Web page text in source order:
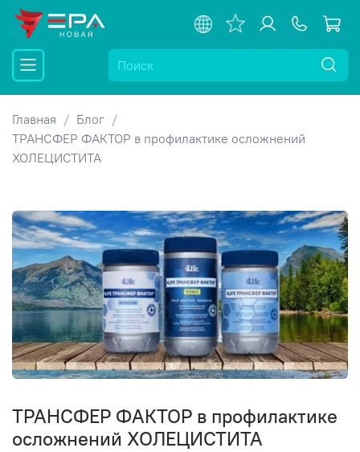
Главная
Блог
ТРАНСФЕР ФАКТОР в профилактике осложнений
ХОЛЕЦИСТИТА
ТРАНСФЕР ФАКТОР в профилактике
осложнений ХОЛЕЦИСТИТА